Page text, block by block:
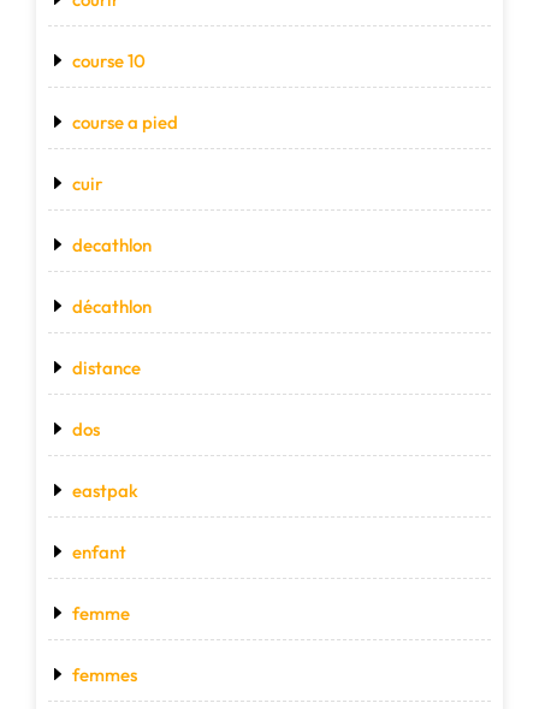
course 10
course a pied
cuir
decathlon
décathlon
distance
dos
eastpak
enfant
femme
femmes